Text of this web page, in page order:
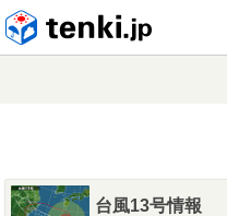
台風13号情報